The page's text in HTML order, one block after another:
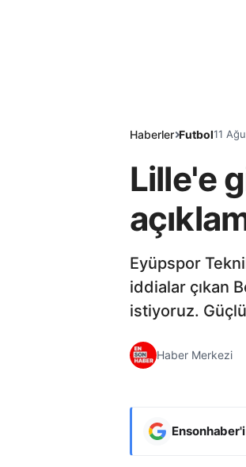
Haberler Futbol11
Lille'e
Eyüpspor
iddialar çıkan
istiyoruz.
Haber Merkezi
Ensonhaber'i